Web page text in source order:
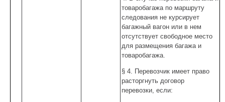
товаробагажа по маршруту
следования не курсирует
багажный вагон или в нем
отсутствует свободное место
для размещения багажа и
товаробагажа.
§ 4. Перевозчик имеет право
расторгнуть договор
перевозки, если: